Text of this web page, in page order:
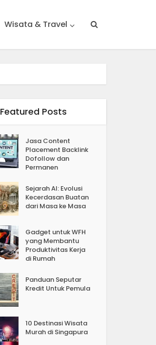
Wisata & Travel
Featured Posts
Jasa Content
Placement Backlink
Dofollow dan
Permanen
Sejarah AI: Evolusi
Kecerdasan Buatan
dari Masa ke Masa
Gadget untuk WFH
yang Membantu
Produktivitas Kerja
di Rumah
Panduan Seputar
Kredit Untuk Pemula
10 Destinasi Wisata
Murah di Singapura